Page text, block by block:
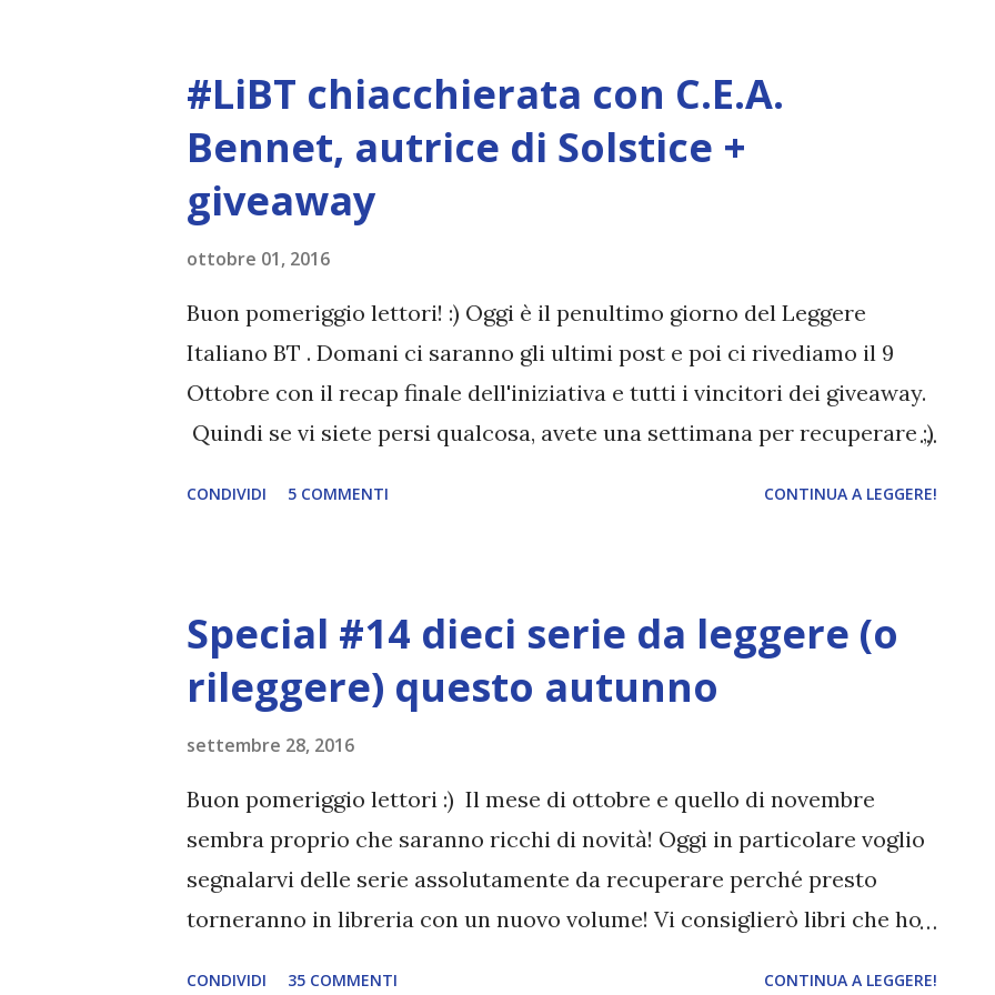
#LiBT chiacchierata con C.E.A.
Bennet, autrice di Solstice +
giveaway
ottobre 01, 2016
Buon pomeriggio lettori! :) Oggi è il penultimo giorno del Leggere
Italiano BT . Domani ci saranno gli ultimi post e poi ci rivediamo il 9
Ottobre con il recap finale dell'iniziativa e tutti i vincitori dei giveaway.
Quindi se vi siete persi qualcosa, avete una settimana per recuperare ;)
CONDIVIDI 5 COMMENTI CONTINUA A LEGGERE!
Special #14 dieci serie da leggere (o
rileggere) questo autunno
settembre 28, 2016
Buon pomeriggio lettori :) Il mese di ottobre e quello di novembre
sembra proprio che saranno ricchi di novità! Oggi in particolare voglio
segnalarvi delle serie assolutamente da recuperare perché presto
torneranno in libreria con un nuovo volume! Vi consiglierò libri che ho
CONDIVIDI 35 COMMENTI CONTINUA A LEGGERE!